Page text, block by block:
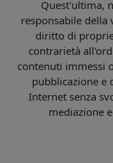
Quest'ultima,
responsabile della
diritto di
contrarietà
contenuti immessi
pubblicazione e
Internet senza
mediazione